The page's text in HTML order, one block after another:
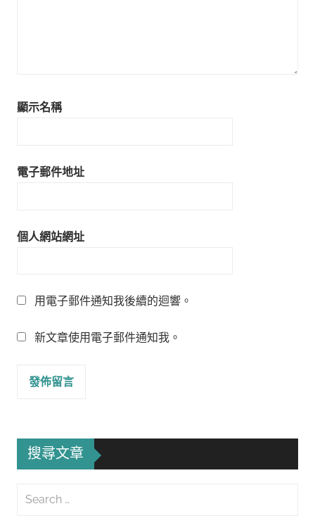
顯示名稱
電子郵件地址
個人網站網址
用電子郵件通知我後續的迴響。
新文章使用電子郵件通知我。
搜尋文章
Search